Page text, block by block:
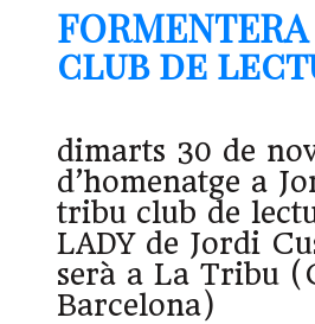
club de
dimarts 30 de
d’homenatge a
tribu club de
LADY de Jordi
serà a La Tribu
Barcelona)